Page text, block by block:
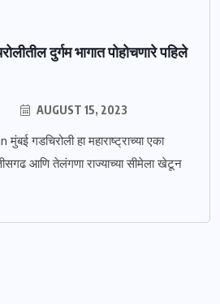
दुर्गम भागात पोहोचणारे पहिले
AUGUST 15, 2023
गडचिरोली हा महाराष्ट्राच्या एका
आणि तेलंगणा राज्याच्या सीमेला खेटून